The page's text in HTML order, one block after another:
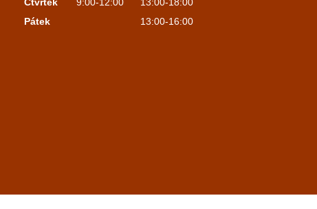
Čtvrtek
9:00-12:00
13:00-18:00
Pátek
13:00-16:00